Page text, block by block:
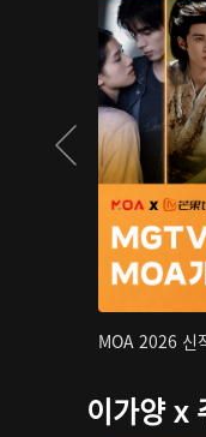
MOA 2026 신
이가양 x